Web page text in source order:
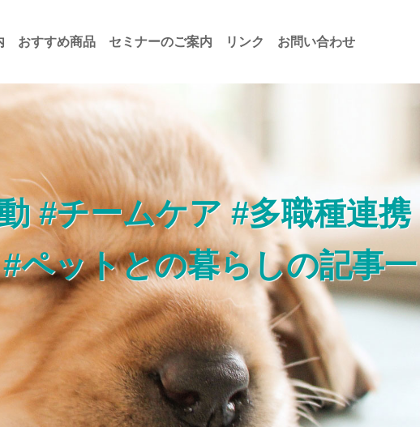
おすすめ商品 セミナーのご案内 リンク お問い合わせ
#チームケア #多職種連携
ペットとの暮らしの記事一